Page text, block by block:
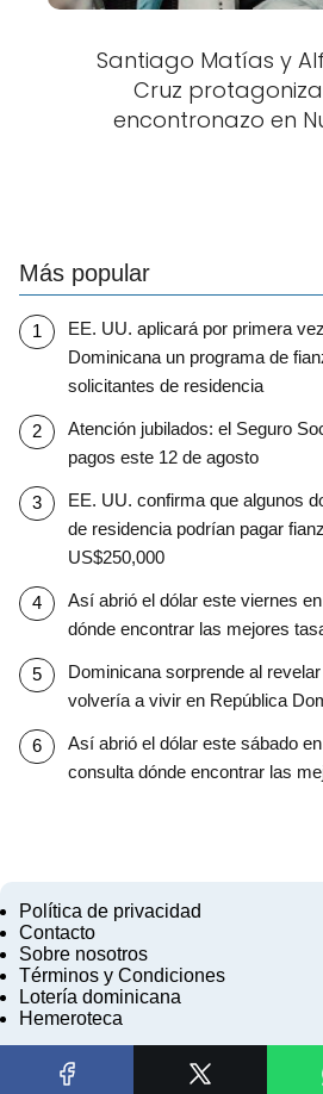
Santiago Matías y
Cruz
encontronazo en
Más popular
EE. UU. aplicará por primera
Dominicana un programa de
solicitantes de residencia
Atención jubilados: el Seguro
pagos este 12 de agosto
EE. UU. confirma que algunos
de residencia podrían pagar
US$250,000
Así abrió el dólar este viernes
dónde encontrar las mejores
Dominicana sorprende al
volvería a vivir en República
Así abrió el dólar este sábado
consulta dónde encontrar las
Política de privacidad
Contacto
Sobre nosotros
Términos y Condiciones
Lotería dominicana
Hemeroteca